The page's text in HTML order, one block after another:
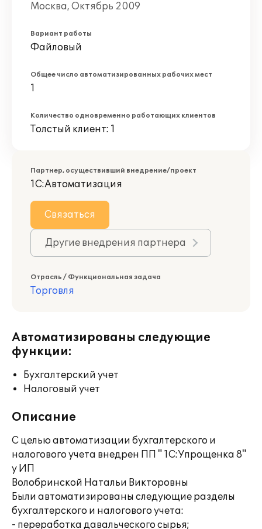
Москва, Октябрь 2009
Вариант работы
Файловый
Общее число автоматизированных рабочих мест
1
Количество одновременно работающих клиентов
Толстый клиент: 1
Партнер, осуществивший внедрение/проект
1С:Автоматизация
Связаться
Другие внедрения партнера
Отрасль / Функциональная задача
Торговля
Автоматизированы следующие
функции:
Бухгалтерский учет
Налоговый учет
Описание
С целью автоматизации бухгалтерского и
налогового учета внедрен ПП " 1С:Упрощенка 8"
у ИП
Волобринской Натальи Викторовны
Были автоматизированы следующие разделы
бухгалтерского и налогового учета:
- переработка давальческого сырья;